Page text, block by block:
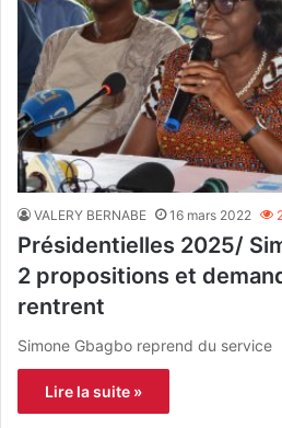
VALERY BERNABE 16 mars 2022
Présidentielles 2025/
2 propositions et
rentrent
Simone Gbagbo reprend du service
Lire la suite »